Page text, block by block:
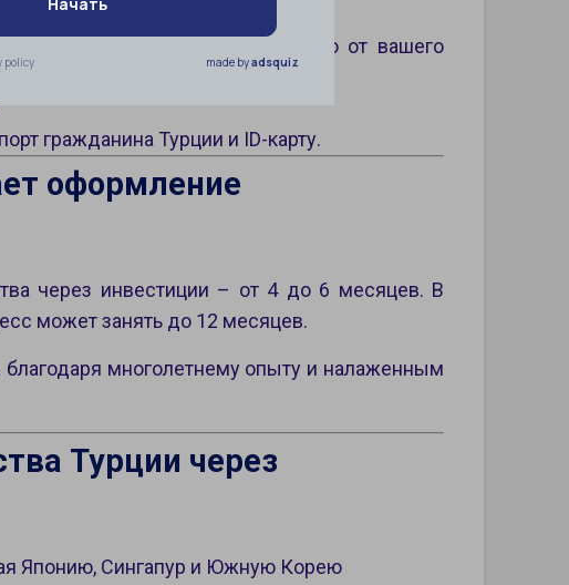
заявление на гражданство от вашего
гражданина Турции и ID-карту.
оформление
через инвестиции – от 4 до 6 месяцев. В
может занять до 12 месяцев.
многолетнему опыту и налаженным
Турции через
Японию, Сингапур и Южную Корею